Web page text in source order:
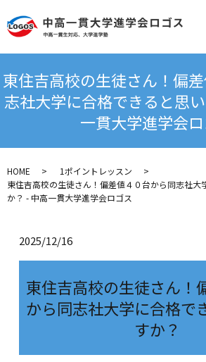
東住吉高校の生徒さん！偏
志社大学に合格できると思
一貫大学進学会
HOME
1ポイントレッスン
東住吉高校の生徒さん！偏差値４０台から同志社大
か？ - 中高一貫大学進学会ロゴス
2025/12/16
東住吉高校の生徒さん！
から同志社大学に合格で
すか？